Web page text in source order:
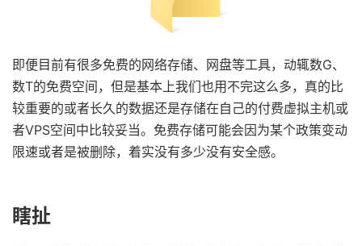
即便目前有很多免费的网络存储、网盘等工具，动辄数G、
数T的免费空间，但是基本上我们也用不完这么多，真的比
较重要的或者长久的数据还是存储在自己的付费虚拟主机或
者VPS空间中比较妥当。免费存储可能会因为某个政策变动
限速或者是被删除，着实没有多少没有安全感。
瞎扯